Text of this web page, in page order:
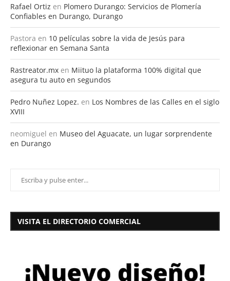
Rafael Ortiz en Plomero Durango: Servicios de Plomería
Confiables en Durango, Durango
Pastora en 10 películas sobre la vida de Jesús para
reflexionar en Semana Santa
Rastreator.mx en Miituo la plataforma 100% digital que
asegura tu auto en segundos
Pedro Nuñez Lopez. en Los Nombres de las Calles en el siglo
XVIII
neomiguel en Museo del Aguacate, un lugar sorprendente
en Durango
VISITA EL DIRECTORIO COMERCIAL